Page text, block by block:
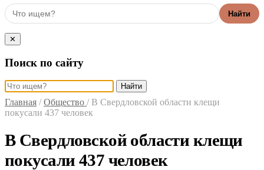
Найти
✕
Поиск по сайту
Найти
Главная / Общество / В Свердловской области клещи
покусали 437 человек
В Свердловской области клещи
покусали 437 человек